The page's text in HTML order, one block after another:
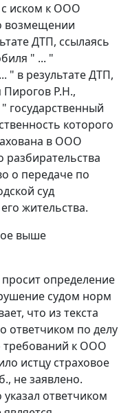
с иском к ООО
возмещении
ДТП, ссылаясь
" ... "
" в результате ДТП,
Пирогов Р.Н.,
государственный
которого
в ООО
разбирательства
о передаче по
суд
жительства.
выше
определение
судом норм
что из текста
ответчиком по делу
требований к ООО
истцу страховое
не заявлено.
ответчиком